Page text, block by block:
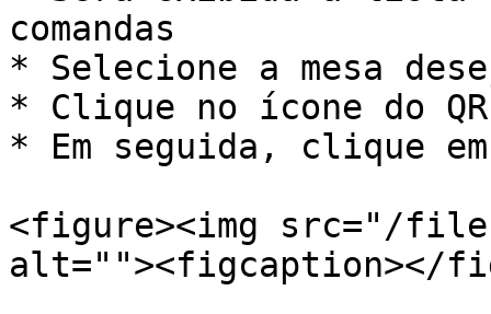
comandas
* Selecione a mesa
* Clique no ícone do QR
* Em seguida, clique
<figure><img src="/files/
alt=""><figcaption></